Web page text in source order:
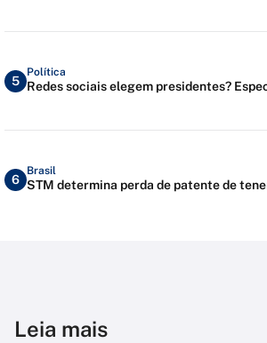
5
Política
Redes sociais elegem presidentes?
6
Brasil
STM determina perda de patente de
Leia mais